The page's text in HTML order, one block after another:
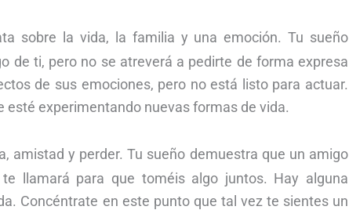
sobre la vida, la familia y una emoción. Tu sueño
de ti, pero no se atreverá a pedirte de forma expresa
de sus emociones, pero no está listo para actuar.
esté experimentando nuevas formas de vida.
amistad y perder. Tu sueño demuestra que un amigo
llamará para que toméis algo juntos. Hay alguna
Concéntrate en este punto que tal vez te sientes un